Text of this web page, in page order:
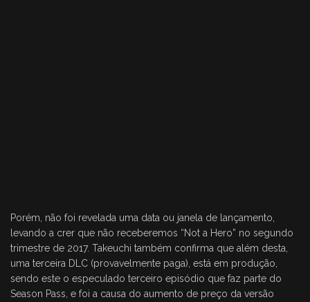
Porém, não foi revelada uma data ou janela de lançamento,
levando a crer que não receberemos “Not a Hero” no segundo
trimestre de 2017. Takeuchi também confirma que além desta,
uma terceira DLC (provavelmente paga), está em produção,
sendo este o especulado terceiro episódio que faz parte do
Season Pass, e foi a causa do aumento de preço da versão